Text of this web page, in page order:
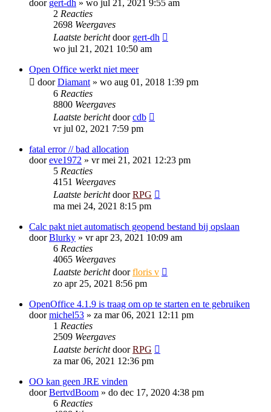
door gert-dh » wo jul 21, 2021 9:55 am
2 Reacties
2698 Weergaves
Laatste berichtdoor gert-dh
wo jul 21, 2021 10:50 am
Open Office werkt niet meer
doorDiamant » wo aug 01, 2018 1:39 pm
6 Reacties
8800 Weergaves
Laatste berichtdoorcdb
vr jul 02, 2021 7:59 pm
fatal error // bad allocation
dooreve1972 » vr mei 21, 2021 12:23 pm
5 Reacties
4151 Weergaves
Laatste berichtdoorRPG
ma mei 24, 2021 8:15 pm
Calc pakt niet automatisch geopend bestand bij opslaan
doorBlurky » vr apr 23, 2021 10:09 am
6 Reacties
4065 Weergaves
Laatste berichtdoorfloris v
zo apr 25, 2021 8:56 pm
OpenOffice 4.1.9 is traag om op te starten en te gebruiken
doormichel53 » za mar 06, 2021 12:11 pm
1 Reacties
2509 Weergaves
Laatste berichtdoorRPG
za mar 06, 2021 12:36 pm
OO kan geen JRE vinden
doorBertvdBoom » do dec 17, 2020 4:38 pm
6 Reacties